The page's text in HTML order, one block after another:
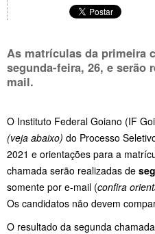
As matrículas da primeira
segunda-feira, 26, e serão
mail.
O Instituto Federal Goiano (IF
(veja abaixo) do Processo
2021 e orientações para a
chamada serão realizadas de
somente por e-mail (confira
Os candidatos não devem
O resultado da segunda